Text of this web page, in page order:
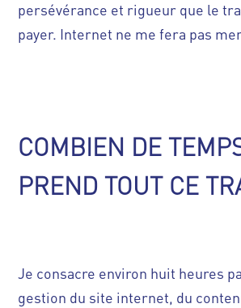
persévérance et rigueur que le
payer. Internet ne me fera pas
COMBIEN DE
PREND TOUT CE
Je consacre environ huit heures
gestion du site internet, du